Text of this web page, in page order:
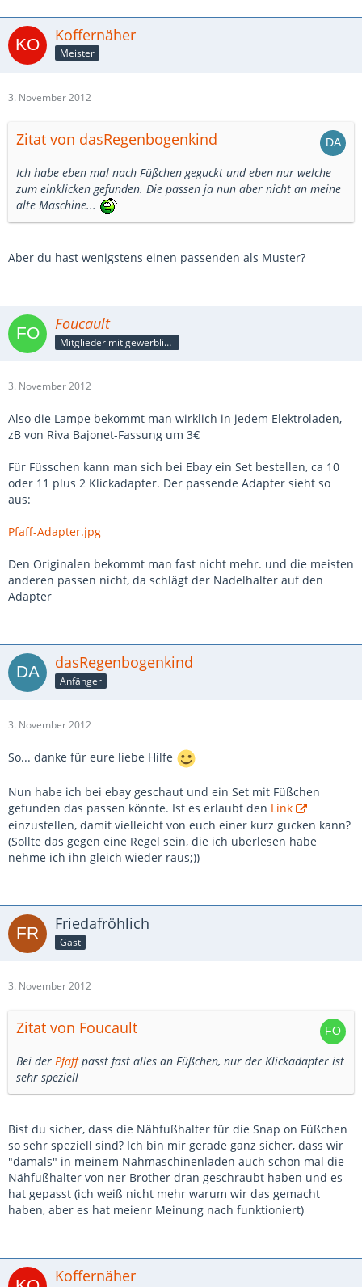
Koffernäher
Meister
3. November 2012
Zitat von dasRegenbogenkind
Ich habe eben mal nach Füßchen geguckt und eben nur welche
zum einklicken gefunden. Die passen ja nun aber nicht an meine
alte Maschine...
Aber du hast wenigstens einen passenden als Muster?
Foucault
Mitglieder mit gewerblicher Verbindung, auch als Mitarbeiter/in
3. November 2012
Also die Lampe bekommt man wirklich in jedem Elektroladen,
zB von Riva Bajonet-Fassung um 3€
Für Füsschen kann man sich bei Ebay ein Set bestellen, ca 10
oder 11 plus 2 Klickadapter. Der passende Adapter sieht so
aus:
Pfaff-Adapter.jpg
Den Originalen bekommt man fast nicht mehr. und die meisten
anderen passen nicht, da schlägt der Nadelhalter auf den
Adapter
dasRegenbogenkind
Anfänger
3. November 2012
So... danke für eure liebe Hilfe
Nun habe ich bei ebay geschaut und ein Set mit Füßchen
gefunden das passen könnte. Ist es erlaubt den Link
einzustellen, damit vielleicht von euch einer kurz gucken kann?
(Sollte das gegen eine Regel sein, die ich überlesen habe
nehme ich ihn gleich wieder raus;))
Friedafröhlich
Gast
3. November 2012
Zitat von Foucault
Bei der Pfaffpasst fast alles an Füßchen, nur der Klickadapter ist
sehr speziell
Bist du sicher, dass die Nähfußhalter für die Snap on Füßchen
so sehr speziell sind? Ich bin mir gerade ganz sicher, dass wir
"damals" in meinem Nähmaschinenladen auch schon mal die
Nähfußhalter von ner Brother dran geschraubt haben und es
hat gepasst (ich weiß nicht mehr warum wir das gemacht
haben, aber es hat meienr Meinung nach funktioniert)
Koffernäher